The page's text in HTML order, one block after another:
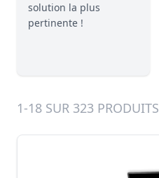
solution la plus
pertinente !
1-18 SUR 323 PRODUITS